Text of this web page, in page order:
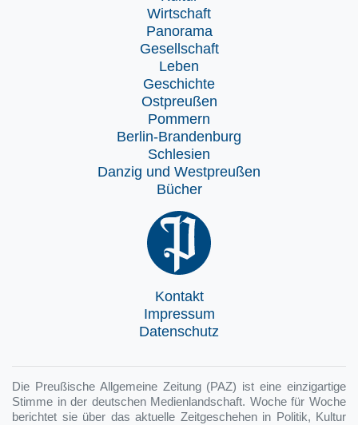
Wirtschaft
Panorama
Gesellschaft
Leben
Geschichte
Ostpreußen
Pommern
Berlin-Brandenburg
Schlesien
Danzig und Westpreußen
Bücher
Kontakt
Impressum
Datenschutz
Die Preußische Allgemeine Zeitung (PAZ) ist eine einzigartige
Stimme in der deutschen Medienlandschaft. Woche für Woche
berichtet sie über das aktuelle Zeitgeschehen in Politik, Kultur